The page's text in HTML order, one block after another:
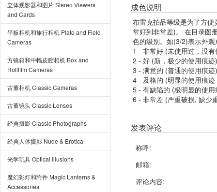
立体观影器和图片 Stereo Viewers
and Cards
平板相机和旅行相机 Plate and Field
Cameras
方镜箱和中幅皮腔相机 Box and
Rollfilm Cameras
古董相机 Classic Cameras
古董镜头 Classic Lenses
经典摄影 Classic Photographs
经典人体摄影 Nude & Erotica
光学玩具 Optical Illusions
魔幻彩灯和附件 Magic Lanterns &
Accessories
成色说明
布雷克拍品等级是为了方
常好到非常差)。 在目录图
色的级别。如(3/2)表示外
1 - 非常好 (未使用过，没
2 - 好 (新，极少的使用痕迹)
3 - 满意的 (普通的使用痕迹)
4 - 及格的 (明显的使用痕
5 - 有缺陷的 (极明显的使
6 - 非常差 (严重破损, 缺少
发表评论
称呼:
邮箱:
评论内容: